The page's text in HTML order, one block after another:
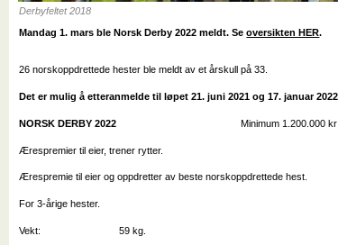
Derbyfeltet 2018
Mandag 1. mars ble Norsk Derby 2022 meldt. Seoversikten HER.
26 norskoppdrettede hester ble meldt av et årskull på 33.
Det er mulig å etteranmelde til løpet 21. juni 2021 og 17. januar
NORSK DERBY 2022Minimum
Ærespremier til eier, trener rytter.
Ærespremie til eier og oppdretter av beste norskoppdrettede hest.
For 3-årige hester.
Vekt: 59 kg.